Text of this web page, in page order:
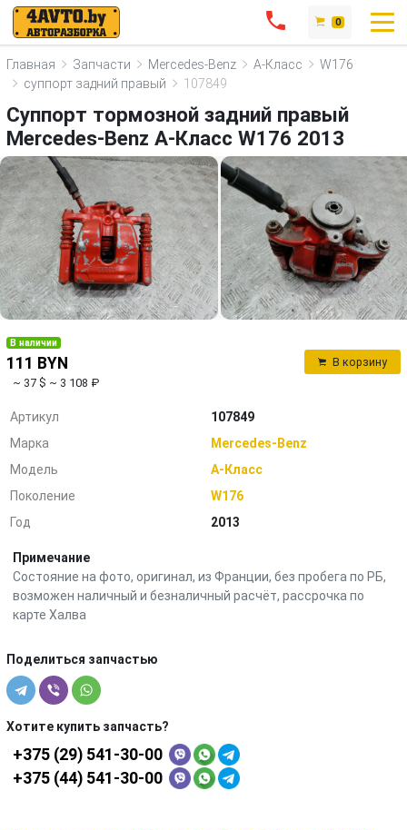
0
Главная Запчасти Mercedes-Benz A-Класс
W176
суппорт задний правый
107849
Суппорт тормозной задний правый
Mercedes-Benz A-Класс W176 2013
В наличии
111 BYN
~ 37 $ ~ 3 108 ₽
В корзину
Артикул
107849
Марка
Mercedes-Benz
Модель
A-Класс
Поколение
W176
Год
2013
Примечание
Состояние на фото, оригинал, из Франции, без пробега по РБ,
возможен наличный и безналичный расчёт, рассрочка по
карте Халва
Поделиться запчастью
Хотите купить запчасть?
+375 (29) 541-30-00
+375 (44) 541-30-00